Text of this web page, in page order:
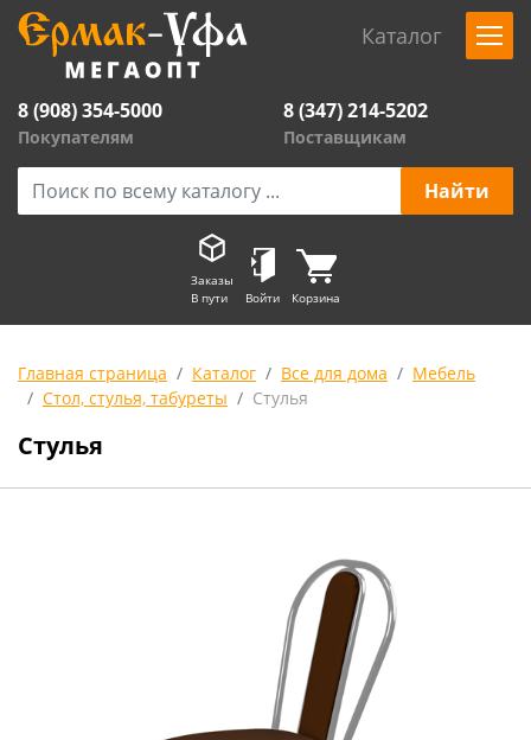
Каталог
8 (908) 354-5000
Покупателям
8 (347) 214-5202
Поставщикам
Заказы
В пути
Войти Корзина
Главная страница Каталог Все для дома
Мебель
Стол, стулья, табуреты
Стулья
Стулья